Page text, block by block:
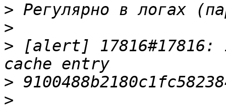
>
>
> [alert]
>
>